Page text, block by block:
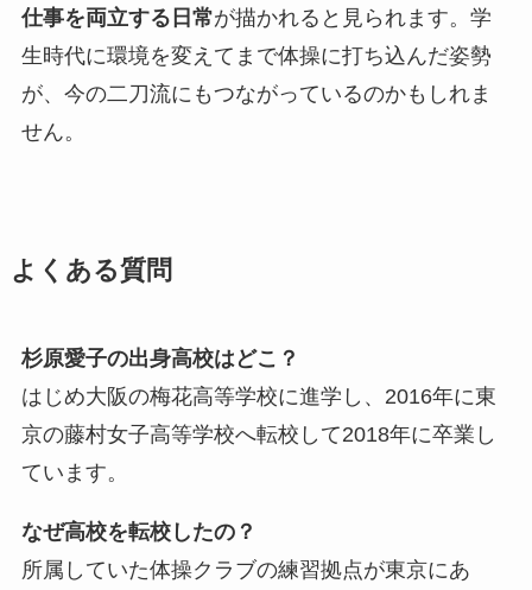
仕事を両立する日常が描かれると見られます。学
生時代に環境を変えてまで体操に打ち込んだ姿勢
が、今の二刀流にもつながっているのかもしれま
せん。
よくある質問
杉原愛子の出身高校はどこ？
はじめ大阪の梅花高等学校に進学し、2016年に東
京の藤村女子高等学校へ転校して2018年に卒業し
ています。
なぜ高校を転校したの？
所属していた体操クラブの練習拠点が東京にあ